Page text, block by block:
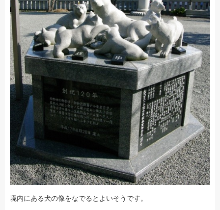
境内にある犬の像をなでるとよいそうです。